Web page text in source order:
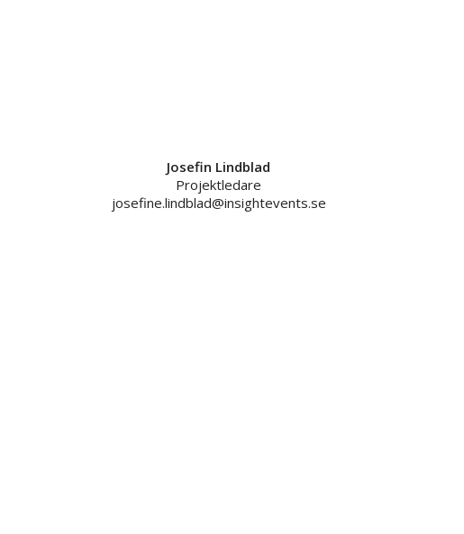
Josefin Lindblad
Projektledare
josefine.lindblad@insightevents.se